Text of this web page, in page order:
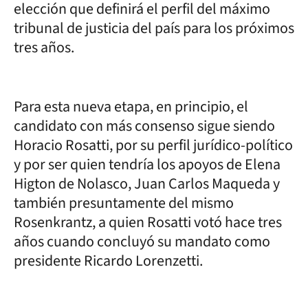
elección que definirá el perfil del máximo
tribunal de justicia del país para los próximos
tres años.
Para esta nueva etapa, en principio, el
candidato con más consenso sigue siendo
Horacio Rosatti, por su perfil jurídico-político
y por ser quien tendría los apoyos de Elena
Higton de Nolasco, Juan Carlos Maqueda y
también presuntamente del mismo
Rosenkrantz, a quien Rosatti votó hace tres
años cuando concluyó su mandato como
presidente Ricardo Lorenzetti.